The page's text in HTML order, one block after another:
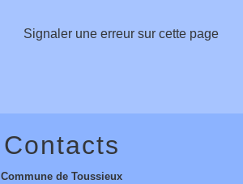
Signaler une erreur sur cette page
Contacts
Commune de Toussieux